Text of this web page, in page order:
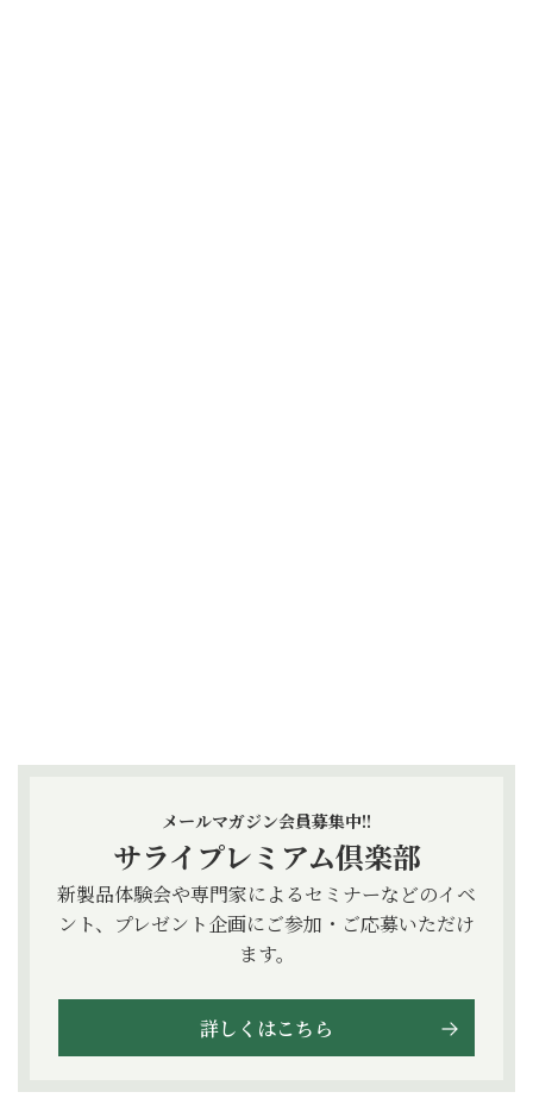
メールマガジン会員募集中!!
サライプレミアム倶楽部
新製品体験会や専門家によるセミナーなどのイベ
ント、プレゼント企画にご参加・ご応募いただけ
ます。
詳しくはこちら